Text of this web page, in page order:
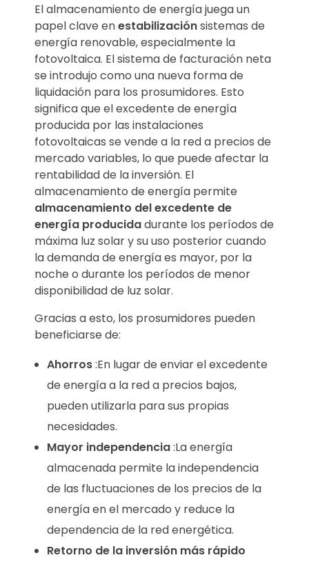
El almacenamiento de energía juega un
papel clave enestabilizaciónsistemas de
energía renovable, especialmente la
fotovoltaica. El sistema de facturación neta
se introdujo como una nueva forma de
liquidación para los prosumidores. Esto
significa que el excedente de energía
producida por las instalaciones
fotovoltaicas se vende a la red a precios de
mercado variables, lo que puede afectar la
rentabilidad de la inversión. El
almacenamiento de energía permite
almacenamiento del excedente de
energía producidadurante los períodos de
máxima luz solar y su uso posterior cuando
la demanda de energía es mayor, por la
noche o durante los períodos de menor
disponibilidad de luz solar.
Gracias a esto, los prosumidores pueden
beneficiarse de:
Ahorros:En lugar de enviar el excedente
de energía a la red a precios bajos,
pueden utilizarla para sus propias
necesidades.
Mayor independencia:La energía
almacenada permite la independencia
de las fluctuaciones de los precios de la
energía en el mercado y reduce la
dependencia de la red energética.
Retorno de la inversión más rápido